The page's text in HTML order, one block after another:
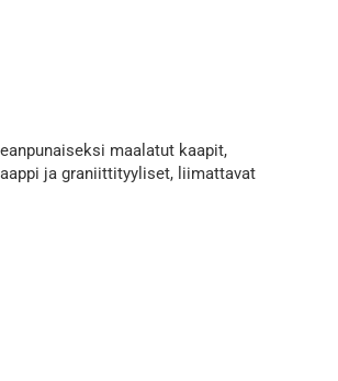
maalatut kaapit,
ja graniittityyliset, liimattavat